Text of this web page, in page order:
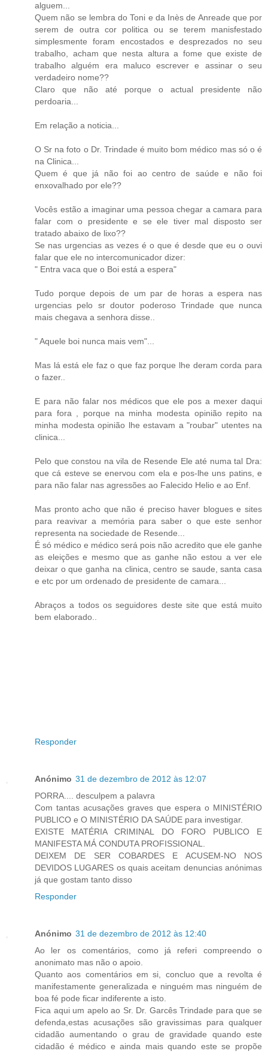
alguem...
Quem não se lembra do Toni e da Inès de Anreade que por
serem de outra cor politica ou se terem manisfestado
simplesmente foram encostados e desprezados no seu
trabalho, acham que nesta altura a fome que existe de
trabalho alguém era maluco escrever e assinar o seu
verdadeiro nome??
Claro que não até porque o actual presidente não
perdoaria...
Em relação a noticia...
O Sr na foto o Dr. Trindade é muito bom médico mas só o é
na Clinica...
Quem é que já não foi ao centro de saúde e não foi
enxovalhado por ele??
Vocês estão a imaginar uma pessoa chegar a camara para
falar com o presidente e se ele tiver mal disposto ser
tratado abaixo de lixo??
Se nas urgencias as vezes é o que é desde que eu o ouvi
falar que ele no intercomunicador dizer:
" Entra vaca que o Boi está a espera"
Tudo porque depois de um par de horas a espera nas
urgencias pelo sr doutor poderoso Trindade que nunca
mais chegava a senhora disse..
" Aquele boi nunca mais vem"...
Mas lá está ele faz o que faz porque lhe deram corda para
o fazer..
E para não falar nos médicos que ele pos a mexer daqui
para fora , porque na minha modesta opinião repito na
minha modesta opinião lhe estavam a "roubar" utentes na
clinica...
Pelo que constou na vila de Resende Ele até numa tal Dra:
que cá esteve se enervou com ela e pos-lhe uns patins, e
para não falar nas agressões ao Falecido Helio e ao Enf.
Mas pronto acho que não é preciso haver blogues e sites
para reavivar a memória para saber o que este senhor
representa na sociedade de Resende...
É só médico e médico será pois não acredito que ele ganhe
as eleições e mesmo que as ganhe não estou a ver ele
deixar o que ganha na clinica, centro se saude, santa casa
e etc por um ordenado de presidente de camara...
Abraços a todos os seguidores deste site que está muito
bem elaborado..
Responder
Anónimo 31 de dezembro de 2012 às 12:07
PORRA.... desculpem a palavra
Com tantas acusações graves que espera o MINISTÉRIO
PUBLICO e O MINISTÉRIO DA SAÚDE para investigar.
EXISTE MATÉRIA CRIMINAL DO FORO PUBLICO E
MANIFESTA MÁ CONDUTA PROFISSIONAL.
DEIXEM DE SER COBARDES E ACUSEM-NO NOS
DEVIDOS LUGARES os quais aceitam denuncias anónimas
já que gostam tanto disso
Responder
Anónimo 31 de dezembro de 2012 às 12:40
Ao ler os comentários, como já referi compreendo o
anonimato mas não o apoio.
Quanto aos comentários em si, concluo que a revolta é
manifestamente generalizada e ninguém mas ninguém de
boa fé pode ficar indiferente a isto.
Fica aqui um apelo ao Sr. Dr. Garcês Trindade para que se
defenda,estas acusações são gravissimas para qualquer
cidadão aumentando o grau de gravidade quando este
cidadão é médico e ainda mais quando este se propõe